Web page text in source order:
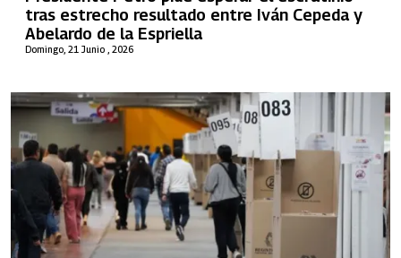
Domingo, 21 Junio , 2026
tras estrecho resultado entre Iván Cepeda y
Abelardo de la Espriella